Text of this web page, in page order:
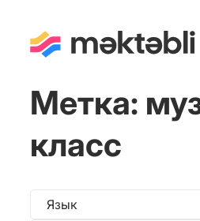
Метка:
класс